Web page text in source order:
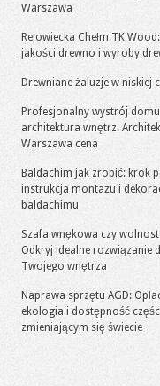
Warszawa
Rejowiecka Chełm TK
jakości drewno i wyroby
Drewniane żaluzje w niskiej
Profesjonalny wystrój
architektura wnętrz.
Warszawa cena
Baldachim jak zrobić: krok
instrukcja montażu i
baldachimu
Szafa wnękowa czy
Odkryj idealne rozwiązanie
Twojego wnętrza
Naprawa sprzętu AGD:
ekologia i dostępność
zmieniającym się świecie